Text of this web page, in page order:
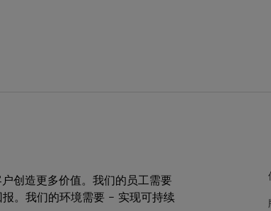
创造更多价值。我们的员工需要
。我们的环境需要 – 实现可持续